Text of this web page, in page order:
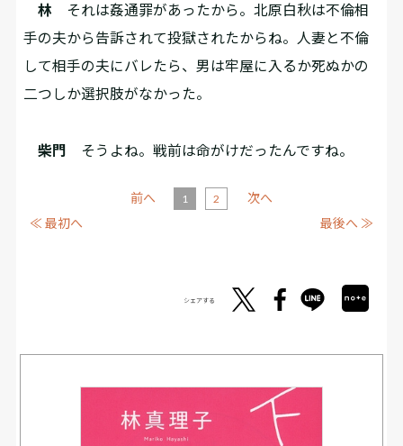
林 それは姦通罪があったから。北原白秋は不倫相
手の夫から告訴されて投獄されたからね。人妻と不倫
して相手の夫にバレたら、男は牢屋に入るか死ぬかの
二つしか選択肢がなかった。
柴門 そうよね。戦前は命がけだったんですね。
≪ 最初へ
前へ 1 2
次へ
最後へ ≫
シェアする